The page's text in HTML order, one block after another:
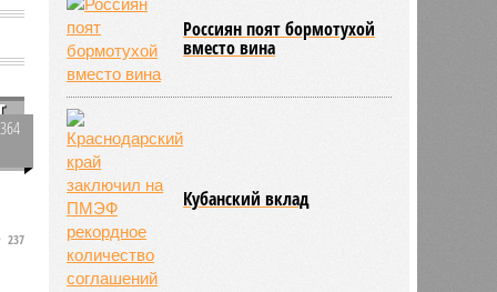
237
Россиян поят бормотухой
вместо вина
Кубанский вклад